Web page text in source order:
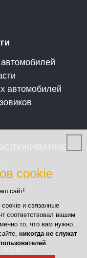
автомобилей
cookie
сайт!
и связанные
соответствовал вашим
то, что вам нужно.
никогда не служат
.